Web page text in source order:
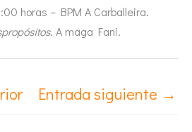
horas – BPM A Carballeira.
. A maga Fani.
Entrada siguiente →